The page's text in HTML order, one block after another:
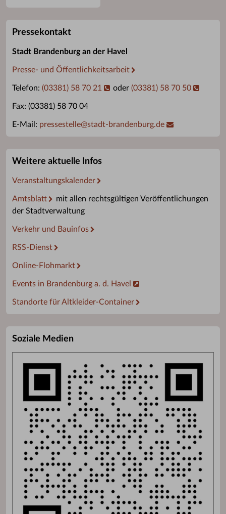
Pressekontakt
Stadt Brandenburg an der Havel
Presse- und Öffentlichkeitsarbeit
Telefon: (03381) 58 70 21 oder (03381) 58 70 50
Fax: (03381) 58 70 04
E-Mail: pressestelle@stadt-brandenburg.de
Weitere aktuelle Infos
Veranstaltungskalender
Amtsblatt
mit allen rechtsgültigen Veröffentlichungen
der Stadtverwaltung
Verkehr und Bauinfos
RSS-Dienst
Online-Flohmarkt
Events in Brandenburg a. d. Havel
Standorte für Altkleider-Container
Soziale Medien